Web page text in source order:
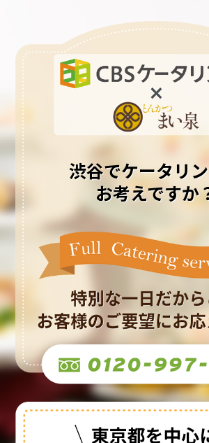
渋谷でケータリ
お考えですか